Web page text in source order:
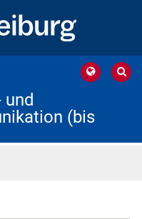
und
(bis